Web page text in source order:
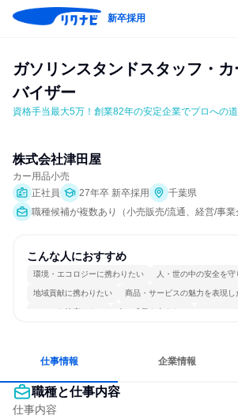
新卒採用
ガソリンスタンドスタッフ・
バイザー
資格手当最大5万！創業82年の安定企業でプロへの
株式会社津田屋
カー用品小売
正社員
27年卒 新卒採用
千葉県
職種候補が複数あり（小売販売/流通、経営/事業
こんな人におすすめ
環境・エコロジーに携わりたい 人・世の中の安全を守
地域貢献に携わりたい 商品・サービスの魅力を表現し
チームを統率したい 人の成長を支えたい コミュニ
仕事情報 企業情報
職種と仕事内容
仕事内容